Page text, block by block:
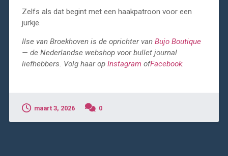
Zelfs als dat begint met een haakpatroon voor een
jurkje.
Ilse van Broekhoven is de oprichter van Bujo Boutique
— de Nederlandse webshop voor bullet journal
liefhebbers. Volg haar op Instagram ofFacebook.
maart 3, 2026 0